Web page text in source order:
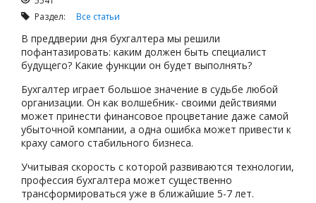
Раздел: Все статьи
В преддверии дня бухгалтера мы решили
пофантазировать: каким должен быть специалист
будущего? Какие функции он будет выполнять?
Бухгалтер играет большое значение в судьбе любой
организации. Он как волшебник- своими действиями
может принести финансовое процветание даже самой
убыточной компании, а одна ошибка может привести к
краху самого стабильного бизнеса.
Учитывая скорость с которой развиваются технологии,
профессия бухгалтера может существенно
трансформироваться уже в ближайшие 5-7 лет.